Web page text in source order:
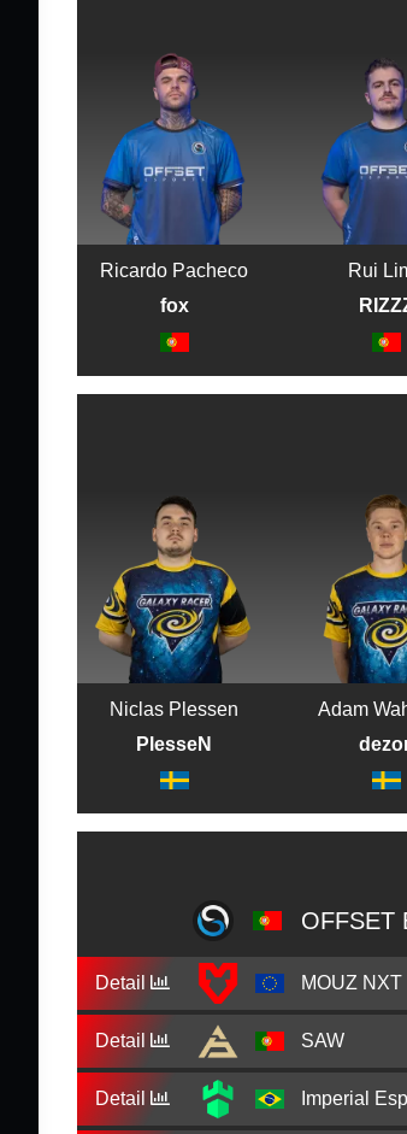
Ricardo Pacheco
fox
Rui
Niclas Plessen
PlesseN
Adam
OFFSET
Detail MOUZ NXT
Detail SAW
Detail Imperial